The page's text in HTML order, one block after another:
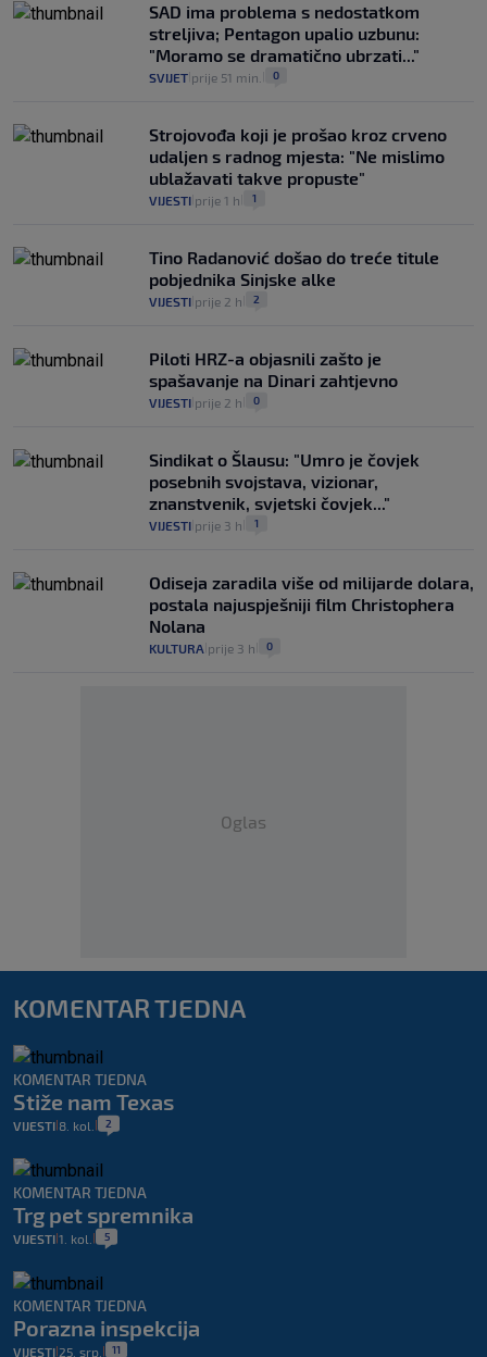
SAD ima problema s nedostatkom
streljiva; Pentagon upalio uzbunu:
"Moramo se dramatično ubrzati..."
SVIJET prije 51 min. 0
Strojovođa koji je prošao kroz crveno
udaljen s radnog mjesta: "Ne mislimo
ublažavati takve propuste"
VIJESTI prije 1 h 1
Tino Radanović došao do treće titule
pobjednika Sinjske alke
VIJESTI prije 2 h 2
Piloti HRZ-a objasnili zašto je
spašavanje na Dinari zahtjevno
VIJESTI prije 2 h 0
Sindikat o Šlausu: "Umro je čovjek
posebnih svojstava, vizionar,
znanstvenik, svjetski čovjek..."
VIJESTI prije 3 h 1
Odiseja zaradila više od milijarde dolara,
postala najuspješniji film Christophera
Nolana
KULTURA prije 3 h 0
Oglas
KOMENTAR TJEDNA
KOMENTAR TJEDNA
Stiže nam Texas
VIJESTI 8. kol. 2
KOMENTAR TJEDNA
Trg pet spremnika
VIJESTI 1. kol. 5
KOMENTAR TJEDNA
Porazna inspekcija
VIJESTI 25. srp. 11